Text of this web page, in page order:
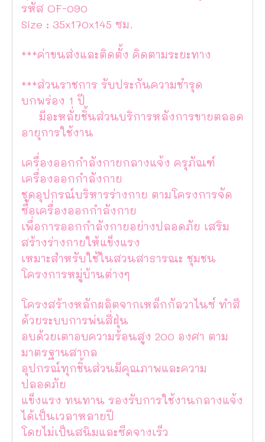
รหัส OF-090
Size : 35x170x145 ซม.
***ค่าขนส่งและติดตั้ง คิดตามระยะทาง
***ส่วนราชการ รับประกันความชำรุด
บกพร่อง 1 ปี
มีอะหลั่ยชิ้นส่วนบริการหลังการขายตลอด
อายุการใช้งาน
เครื่องออกกำลังกายกลางแจ้ง ครุภัณฑ์
เครื่องออกกำลังกาย
ชุดอุปกรณ์บริหารร่างกาย ตามโครงการจัด
ซื้อเครื่องออกกำลังกาย
เพื่อการออกกำลังกายอย่างปลอดภัย เสริม
สร้างร่างกายให้แข็งแรง
เหมาะสำหรับใช้ในสวนสาธารณะ ชุมชน
โครงการหมู่บ้านต่างๆ
โครงสร้างหลักผลิตจากเหล็กกัลวาไนซ์ ทำสี
ด้วยระบบการพ่นสี่ฝุ่น
อบด้วยเตาอบความร้อนสูง 200 องศา ตาม
มาตรฐานสากล
อุปกรณ์ทุกชิ้นส่วนมีคุณภาพและความ
ปลอดภัย
แข็งแรง ทนทาน รองรับการใช้งานกลางแจ้ง
ได้เป็นเวลาหลายปี
โดยไม่เป็นสนิมและซีดจางเร็ว